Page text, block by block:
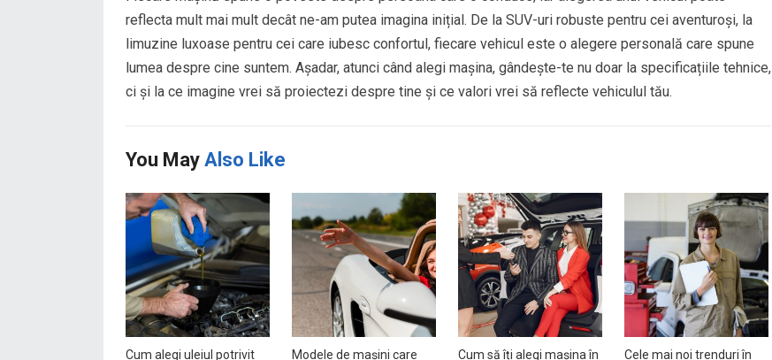
reflecta mult mai mult decât ne-am putea imagina inițial. De la SUV-uri robuste pentru cei aventuroși, la
limuzine luxoase pentru cei care iubesc confortul, fiecare vehicul este o alegere personală care spune
lumea despre cine suntem. Așadar, atunci când alegi mașina, gândește-te nu doar la specificațiile tehnice,
ci și la ce imagine vrei să proiectezi despre tine și ce valori vrei să reflecte vehiculul tău.
You May Also Like
Cum alegi uleiul potrivit Modele de mașini care Cum să îți alegi mașina în Cele mai noi trenduri în